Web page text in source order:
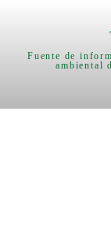
Fuente de
ambiental